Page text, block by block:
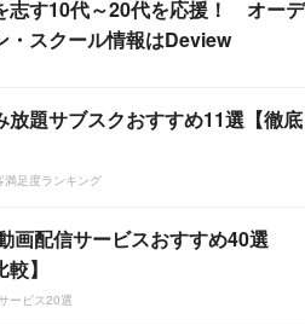
志す10代～20代を応援！ オーデ
・スクール情報はDeview
放題サブスクおすすめ11選【徹底
満足度ランキング
画配信サービスおすすめ40選
較】
ービス20選